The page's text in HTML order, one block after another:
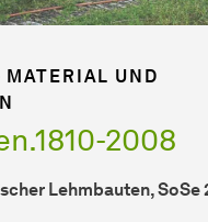
MATERIAL UND
2008
Lehmbauten, SoSe